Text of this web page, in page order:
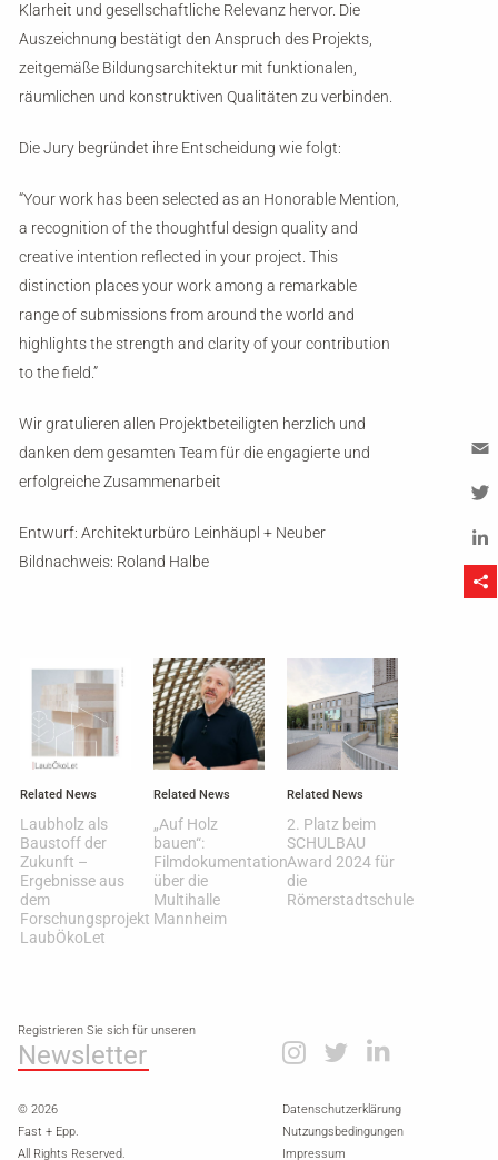
Klarheit und gesellschaftliche Relevanz hervor. Die
Auszeichnung bestätigt den Anspruch des Projekts,
zeitgemäße Bildungsarchitektur mit funktionalen,
räumlichen und konstruktiven Qualitäten zu verbinden.
Die Jury begründet ihre Entscheidung wie folgt:
“Your work has been selected as an Honorable Mention,
a recognition of the thoughtful design quality and
creative intention reflected in your project. This
distinction places your work among a remarkable
range of submissions from around the world and
highlights the strength and clarity of your contribution
to the field.”
Wir gratulieren allen Projektbeteiligten herzlich und
danken dem gesamten Team für die engagierte und
erfolgreiche Zusammenarbeit
Entwurf: Architekturbüro Leinhäupl + Neuber
Bildnachweis: Roland Halbe
Related News
Laubholz als
Baustoff der
Zukunft –
Ergebnisse aus
dem
Forschungsprojekt
LaubÖkoLet
Related News
„Auf Holz
bauen“:
Filmdokumentation
über die
Multihalle
Mannheim
Related News
2. Platz beim
SCHULBAU
Award 2024 für
die
Römerstadtschule
© 2026
Fast + Epp.
All Rights Reserved.
Datenschutzerklärung
Nutzungsbedingungen
Impressum
Registrieren Sie sich für unseren
Newsletter